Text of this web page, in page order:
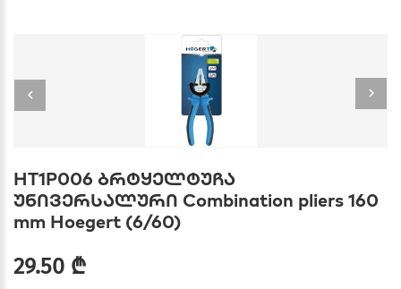
HT1P006 ბრტყელტუჩა
უნივერსალური Combination pliers 160
mm Hoegert (6/60)
29.50 ₾